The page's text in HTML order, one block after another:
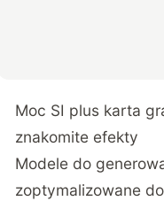
Moc SI plus karta
znakomite efekty
Modele do
zoptymalizowane